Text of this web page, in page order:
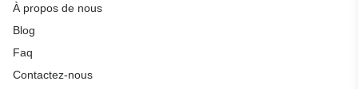
À propos de nous
Blog
Faq
Contactez-nous